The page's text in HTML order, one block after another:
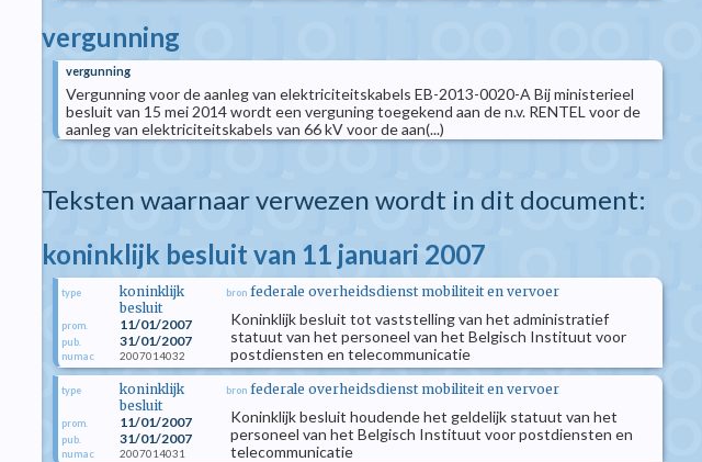
vergunning
vergunning
Vergunning voor de aanleg van elektriciteitskabels EB-2013-0020-A Bij ministerieel
besluit van 15 mei 2014 wordt een verguning toegekend aan de n.v. RENTEL voor de
aanleg van elektriciteitskabels van 66 kV voor de aan(...)
Teksten waarnaar verwezen wordt in dit document:
koninklijk besluit van 11 januari 2007
type
koninklijk
besluit
prom. 11/01/2007
pub. 31/01/2007
numac 2007014032
bron federale overheidsdienst mobiliteit en vervoer
Koninklijk besluit tot vaststelling van het administratief
statuut van het personeel van het Belgisch Instituut voor
postdiensten en telecommunicatie
type
koninklijk
besluit
prom. 11/01/2007
pub. 31/01/2007
numac 2007014031
bron federale overheidsdienst mobiliteit en vervoer
Koninklijk besluit houdende het geldelijk statuut van het
personeel van het Belgisch Instituut voor postdiensten en
telecommunicatie